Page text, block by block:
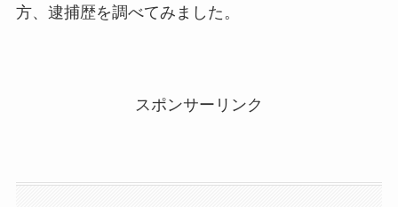
方、逮捕歴を調べてみました。
スポンサーリンク